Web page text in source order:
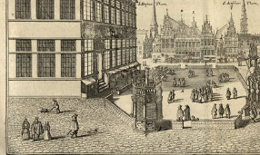
SCHIFFSTYPEN
Entwicklungen im europäischen